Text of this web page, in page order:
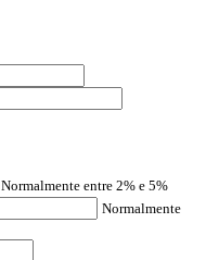
Normalmente entre 2% e 5%
Normalmente